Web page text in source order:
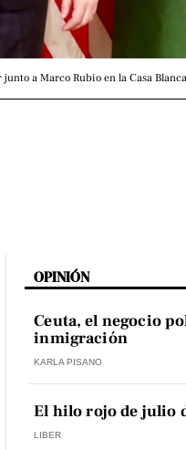
a Marco Rubio en la Casa
OPINIÓN
Ceuta, el negocio
inmigración
KARLA PISANO
El hilo rojo de julio
LIBER